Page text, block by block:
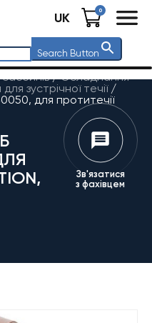
UK 0
Search Button
/Обладнання
зустрічної течії/
для протитечії
Зв'язатися
з фахівцем